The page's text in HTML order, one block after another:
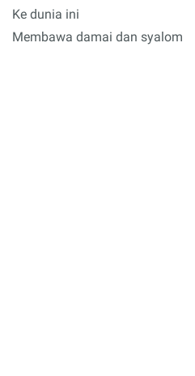
Ke dunia ini
Membawa damai dan syalom